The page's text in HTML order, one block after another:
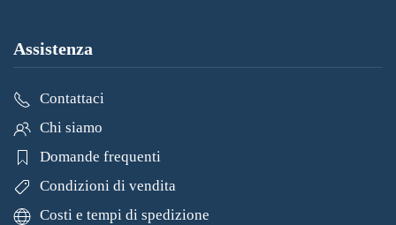
Assistenza
Contattaci
Chi siamo
Domande frequenti
Condizioni di vendita
Costi e tempi di spedizione